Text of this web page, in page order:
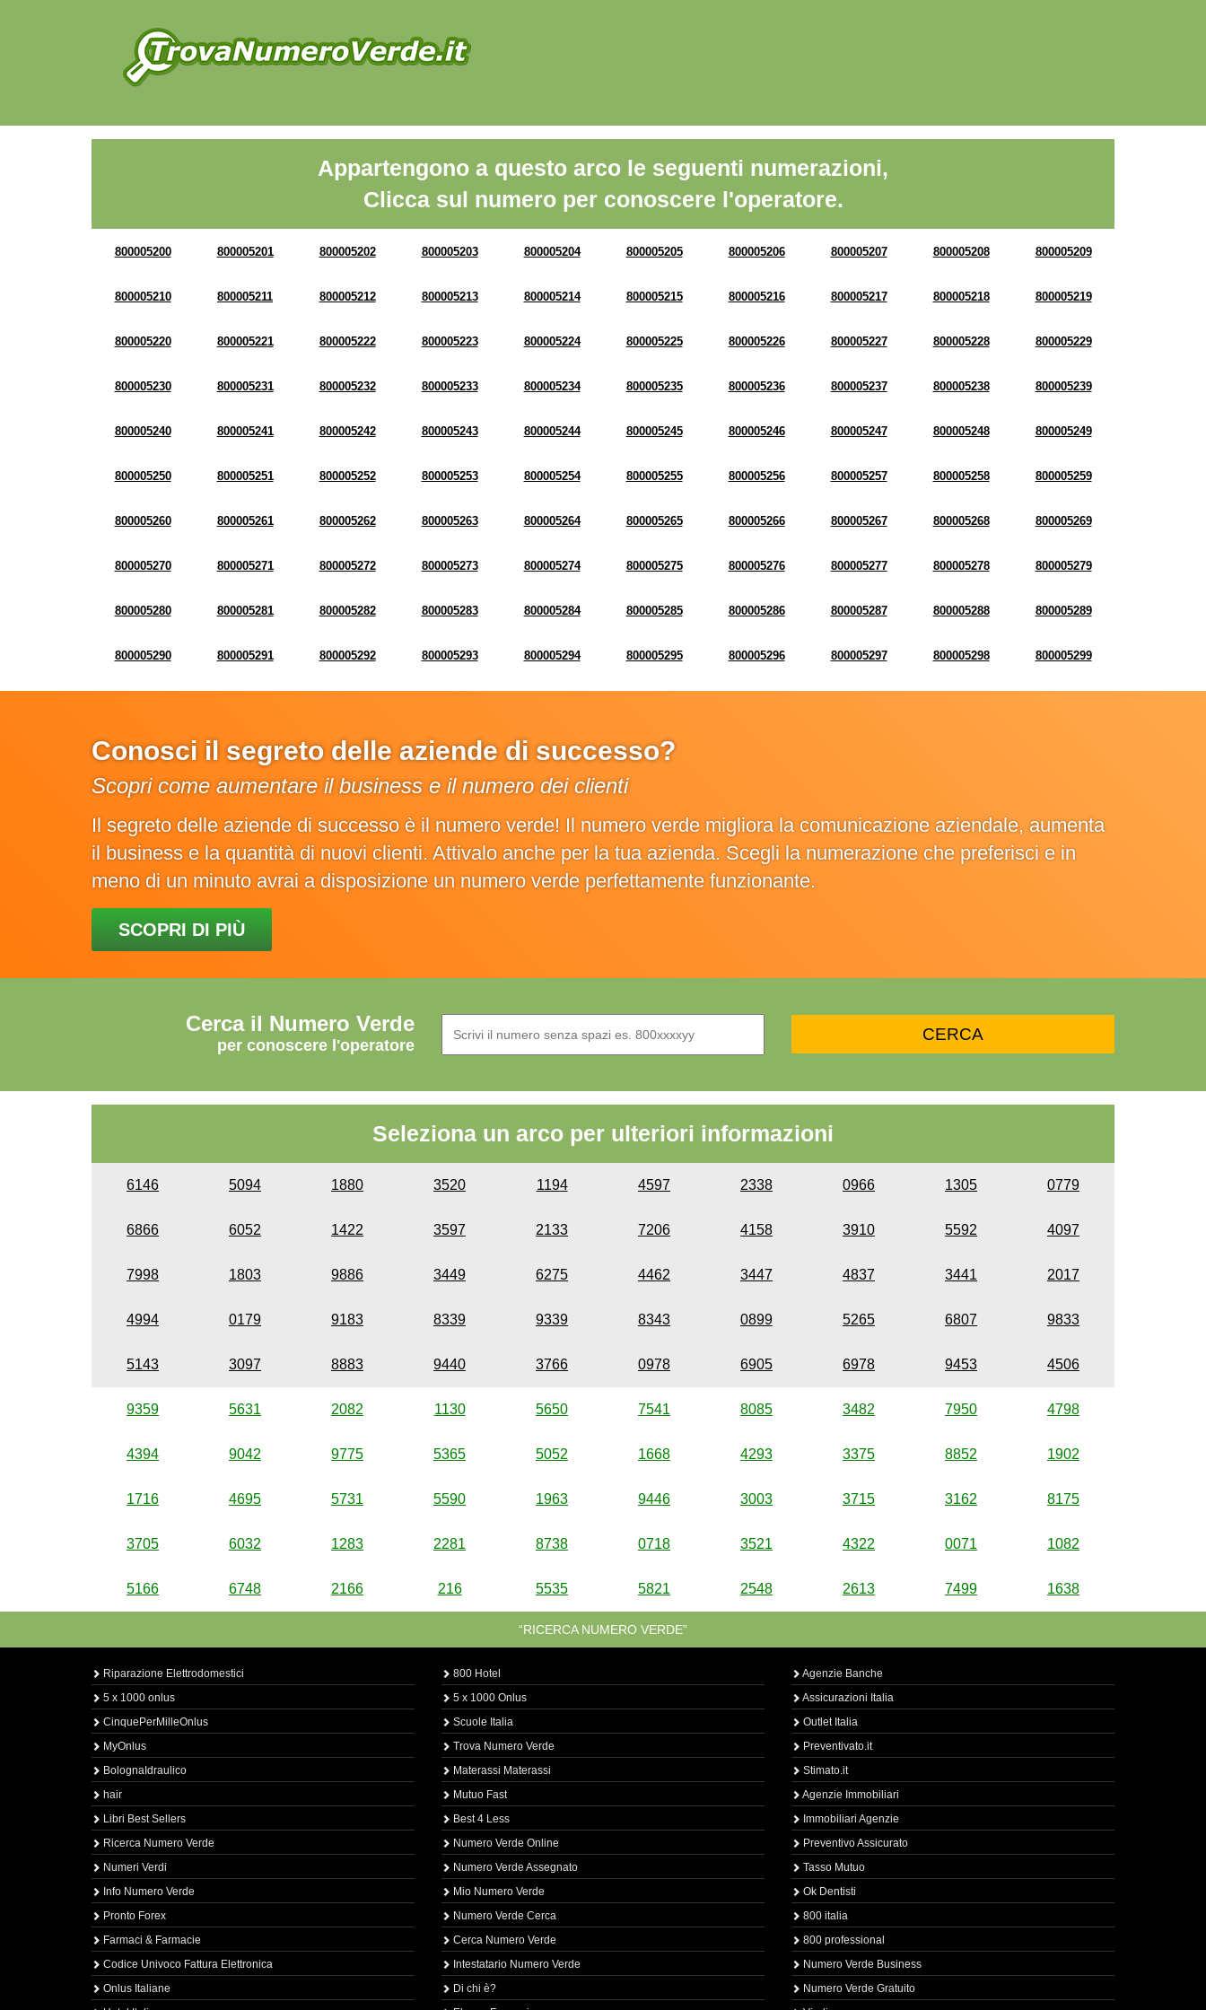
Appartengono a questo arco le seguenti numerazioni,
Clicca sul numero per conoscere l'operatore.
800005200 800005201 800005202 800005203 800005204 800005205 800005206 800005207 800005208 800005209
800005210 800005211 800005212 800005213 800005214 800005215 800005216 800005217 800005218 800005219
800005220 800005221 800005222 800005223 800005224 800005225 800005226 800005227 800005228 800005229
800005230 800005231 800005232 800005233 800005234 800005235 800005236 800005237 800005238 800005239
800005240 800005241 800005242 800005243 800005244 800005245 800005246 800005247 800005248 800005249
800005250 800005251 800005252 800005253 800005254 800005255 800005256 800005257 800005258 800005259
800005260 800005261 800005262 800005263 800005264 800005265 800005266 800005267 800005268 800005269
800005270 800005271 800005272 800005273 800005274 800005275 800005276 800005277 800005278 800005279
800005280 800005281 800005282 800005283 800005284 800005285 800005286 800005287 800005288 800005289
800005290 800005291 800005292 800005293 800005294 800005295 800005296 800005297 800005298 800005299
Conosci il segreto delle aziende di successo?
Scopri come aumentare il business e il numero dei clienti
Il segreto delle aziende di successo è il numero verde! Il numero verde migliora la comunicazione aziendale, aumenta
il business e la quantità di nuovi clienti. Attivalo anche per la tua azienda. Scegli la numerazione che preferisci e in
meno di un minuto avrai a disposizione un numero verde perfettamente funzionante.
SCOPRI DI PIÙ
Cerca il Numero Verde
per conoscere l'operatore
Seleziona un arco per ulteriori informazioni
6146 5094 1880 3520 1194 4597 2338 0966 1305 0779
6866 6052 1422 3597 2133 7206 4158 3910 5592 4097
7998 1803 9886 3449 6275 4462 3447 4837 3441 2017
4994 0179 9183 8339 9339 8343 0899 5265 6807 9833
5143 3097 8883 9440 3766 0978 6905 6978 9453 4506
9359 5631 2082 1130 5650 7541 8085 3482 7950 4798
4394 9042 9775 5365 5052 1668 4293 3375 8852 1902
1716 4695 5731 5590 1963 9446 3003 3715 3162 8175
3705 6032 1283 2281 8738 0718 3521 4322 0071 1082
5166 6748 2166 216 5535 5821 2548 2613 7499 1638
“RICERCA NUMERO VERDE”
Riparazione Elettrodomestici
5 x 1000 onlus
CinquePerMilleOnlus
MyOnlus
BolognaIdraulico
hair
Libri Best Sellers
Ricerca Numero Verde
Numeri Verdi
Info Numero Verde
Pronto Forex
Farmaci & Farmacie
Codice Univoco Fattura Elettronica
Onlus Italiane
800 Hotel
5 x 1000 Onlus
Scuole Italia
Trova Numero Verde
Materassi Materassi
Mutuo Fast
Best 4 Less
Numero Verde Online
Numero Verde Assegnato
Mio Numero Verde
Numero Verde Cerca
Cerca Numero Verde
Intestatario Numero Verde
Di chi è?
Agenzie Banche
Assicurazioni Italia
Outlet Italia
Preventivato.it
Stimato.it
Agenzie Immobiliari
Immobiliari Agenzie
Preventivo Assicurato
Tasso Mutuo
Ok Dentisti
800 italia
800 professional
Numero Verde Business
Numero Verde Gratuito